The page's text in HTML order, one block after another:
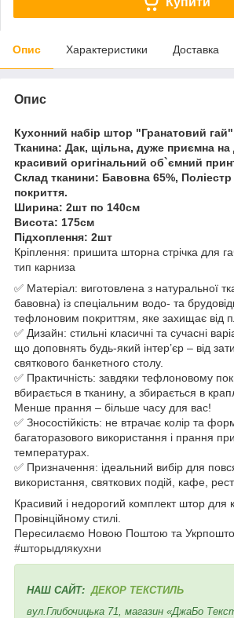
Опис Характеристики Доставка
Опис
Кухонний набір штор "Гранатовий
Тканина: Дак, щільна, дуже приємна на
красивий оригінальний об`ємний
Склад тканини: Бавовна 65%,
покриття.
Ширина: 2шт по 140см
Висота: 175см
Підхоплення: 2шт
Кріплення: пришита шторна стрічка для
тип карниза
✅ Матеріал: виготовлена з натуральної
бавовна) із спеціальним водо- та
тефлоновим покриттям, яке захищає від
✅ Дизайн: стильні класичні та сучасні
що доповнять будь-який інтер’єр – від
святкового банкетного столу.
✅ Практичність: завдяки тефлоновому
вбирається в тканину, а збирається в
Менше прання – більше часу для вас!
✅ Зносостійкість: не втрачає колір та
багаторазового використання і прання
температурах.
✅ Призначення: ідеальний вибір для
використання, святкових подій, кафе,
Красивий і недорогий комплект штор для
Провінційному стилі.
Пересилаємо Новою Поштою та
#шторыдлякухни
НАШ САЙТ: ДЕКОР ТЕКСТИЛЬ
вул.Глибочицька 71, магазин «ДжаБо